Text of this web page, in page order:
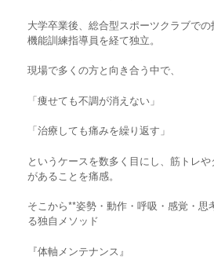
大学卒業後、総合型スポーツクラブで
機能訓練指導員を経て独立。
現場で多くの方と向き合う中で、
「痩せても不調が消えない」
「治療しても痛みを繰り返す」
というケースを数多く目にし、筋トレ
があることを痛感。
そこから**姿勢・動作・呼吸・感覚・思
る独自メソッド
『体軸メンテナンス』